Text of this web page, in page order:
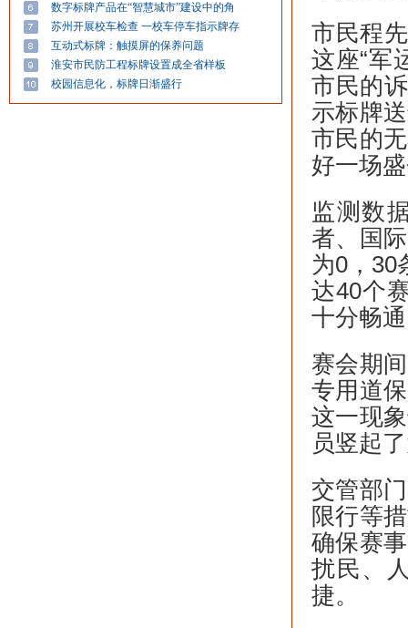
数字标牌产品在“智慧城市”建设中的角
苏州开展校车检查 一校车停车指示牌存
互动式标牌：触摸屏的保养问题
淮安市民防工程标牌设置成全省样板
校园信息化，标牌日渐盛行
市民程
这座“军
市民的
示标牌
市民的
好一场
监测数
者、国
为0，30
达40个
十分畅
赛会期
专用道
这一现
员竖起
交管部
限行等
确保赛
扰民、
捷。